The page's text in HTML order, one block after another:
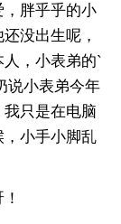
胖乎乎的小
没出生呢，
，小表弟的`
说小表弟今年
只是在电脑
，小手小脚乱